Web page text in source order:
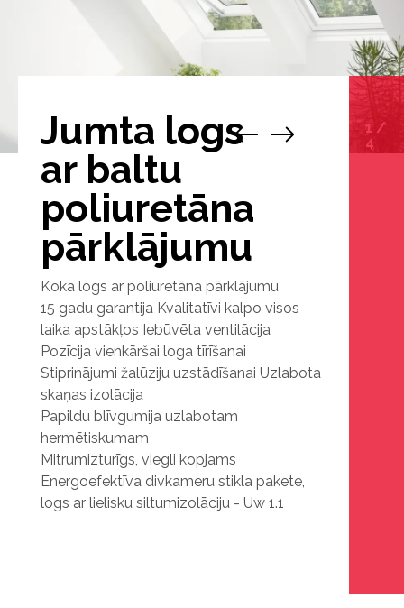
Jumta logs
ar baltu
poliuretāna
pārklājumu
Koka logs ar poliuretāna pārklājumu
15 gadu garantija Kvalitatīvi kalpo visos
laika apstākļos Iebūvēta ventilācija
Pozīcija vienkāršai loga tīrīšanai
Stiprinājumi žalūziju uzstādīšanai Uzlabota
skaņas izolācija
Papildu blīvgumija uzlabotam
hermētiskumam
Mitrumizturīgs, viegli kopjams
Energoefektīva divkameru stikla pakete,
logs ar lielisku siltumizolāciju - Uw 1.1
1 /
4